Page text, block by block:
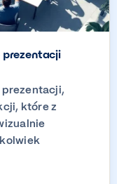
prezentacji
prezentacji,
które z